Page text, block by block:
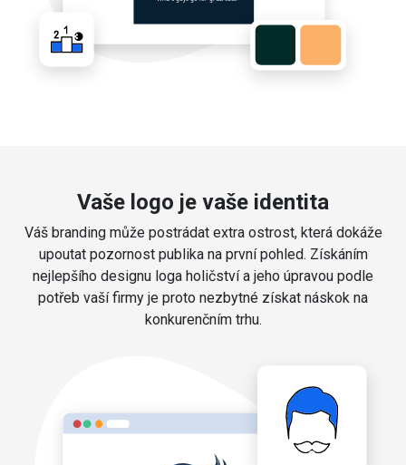
Vaše logo je vaše identita
Váš branding může postrádat extra ostrost, která dokáže
upoutat pozornost publika na první pohled. Získáním
nejlepšího designu loga holičství a jeho úpravou podle
potřeb vaší firmy je proto nezbytné získat náskok na
konkurenčním trhu.